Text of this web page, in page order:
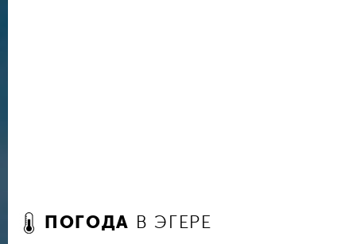
Эгерсалок, веллнесс-комплекс, где лечат
восстановиться после травм.
ПОГОДА В ЭГЕРЕ